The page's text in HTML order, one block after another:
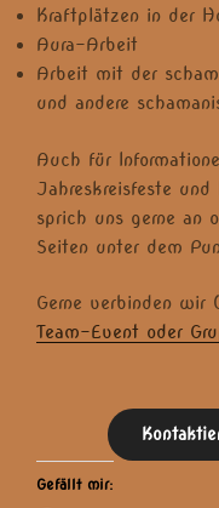
Kraftplätzen in der
Aura-Arbeit
Arbeit mit der
und andere
Auch für
Jahreskreisfeste
sprich uns gerne an
Seiten unter dem
Gerne verbinden wir
Team-Event oder
Gefällt mir: